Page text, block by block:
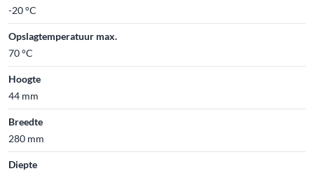
-20 °C
Opslagtemperatuur max.
70 °C
Hoogte
44 mm
Breedte
280 mm
Diepte